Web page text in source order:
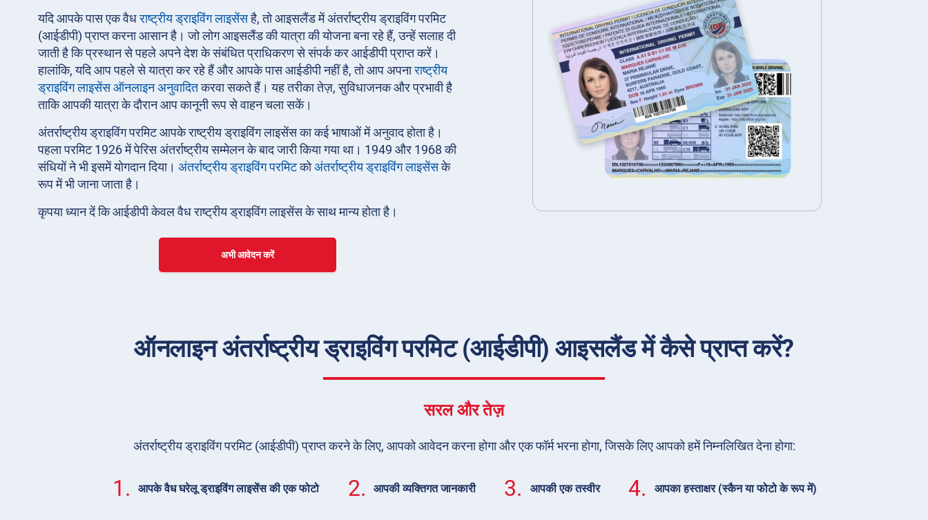
यदि आपके पास एक वैधराष्ट्रीय ड्राइविंग लाइसेंसहै, तो आइसलैंड में अंतर्राष्ट्रीय ड्राइविंग परमिट
(आईडीपी) प्राप्त करना आसान है। जो लोग आइसलैंड की यात्रा की योजना बना रहे हैं, उन्हें सलाह दी
जाती है कि प्रस्थान से पहले अपने देश के संबंधित प्राधिकरण से संपर्क कर आईडीपी प्राप्त करें।
हालांकि, यदि आप पहले से यात्रा कर रहे हैं और आपके पास आईडीपी नहीं है, तो आप अपनाराष्ट्रीय
ड्राइविंग लाइसेंस ऑनलाइन अनुवादितकरवा सकते हैं। यह तरीका तेज़, सुविधाजनक और प्रभावी है
ताकि आपकी यात्रा के दौरान आप कानूनी रूप से वाहन चला सकें।
अंतर्राष्ट्रीय ड्राइविंग परमिट आपके राष्ट्रीय ड्राइविंग लाइसेंस का कई भाषाओं में अनुवाद होता है।
पहला परमिट 1926 में पेरिस अंतर्राष्ट्रीय सम्मेलन के बाद जारी किया गया था। 1949 और 1968 की
संधियों ने भी इसमें योगदान दिया। अंतर्राष्ट्रीय ड्राइविंग परमिटकोअंतर्राष्ट्रीय ड्राइविंग लाइसेंसके
रूप में भी जाना जाता है।
कृपया ध्यान दें कि आईडीपी केवल वैध राष्ट्रीय ड्राइविंग लाइसेंस के साथ मान्य होता है।
अभी आवेदन करें
ऑनलाइन अंतर्राष्ट्रीय ड्राइविंग परमिट (आईडीपी) आइसलैंड में कैसे प्राप्त करें?
सरल और तेज़
अंतर्राष्ट्रीय ड्राइविंग परमिट (आईडीपी) प्राप्त करने के लिए, आपको आवेदन करना होगा और एक फॉर्म भरना होगा, जिसके लिए आपको हमें निम्नलिखित देना होगा:
1. आपके वैध घरेलू ड्राइविंग लाइसेंस की एक फोटो 2. आपकी व्यक्तिगत जानकारी 3. आपकी एक तस्वीर 4. आपका हस्ताक्षर (स्कैन या फोटो के रूप में)